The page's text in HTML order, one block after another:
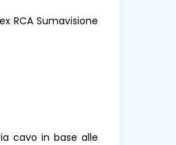
RCA Sumavisione
cavo in base alle